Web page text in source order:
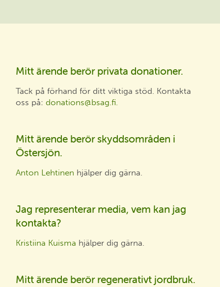
Mitt ärende berör privata donationer.
Tack på förhand för ditt viktiga stöd. Kontakta
oss på: donations@bsag.fi.
Mitt ärende berör skyddsområden i
Östersjön.
Anton Lehtinen hjälper dig gärna.
Jag representerar media, vem kan jag
kontakta?
Kristiina Kuisma hjälper dig gärna.
Mitt ärende berör regenerativt jordbruk.